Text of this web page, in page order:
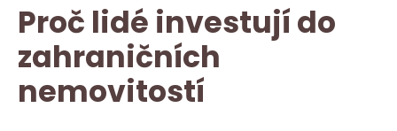
Proč lidé investují do
zahraničních
nemovitostí